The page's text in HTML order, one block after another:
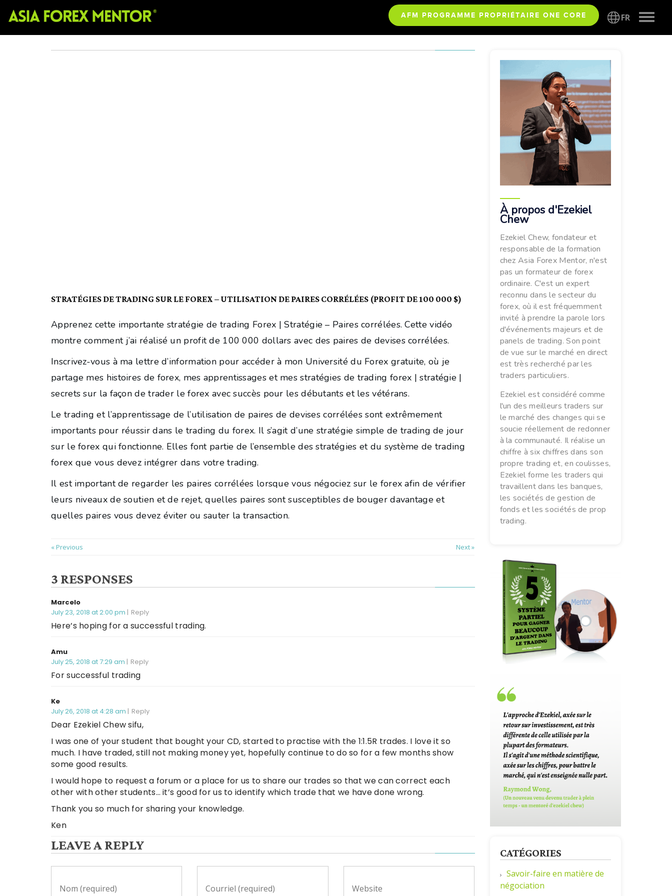
AFM PROGRAMME PROPRIÉTAIRE ONE CORE FR Toggle
STRATÉGIES DE TRADING SUR LE FOREX – UTILISATION DE PAIRES CORRÉLÉES (PROFIT DE 100 000 $)
Apprenez cette importante stratégie de trading Forex | Stratégie – Paires corrélées. Cette vidéo
montre comment j’ai réalisé un profit de 100 000 dollars avec des paires de devises corrélées.
Inscrivez-vous à ma lettre d’information pour accéder à mon Université du Forex gratuite, où je
partage mes histoires de forex, mes apprentissages et mes stratégies de trading forex | stratégie |
secrets sur la façon de trader le forex avec succès pour les débutants et les vétérans.
Le trading et l’apprentissage de l’utilisation de paires de devises corrélées sont extrêmement
importants pour réussir dans le trading du forex. Il s’agit d’une stratégie simple de trading de jour
sur le forex qui fonctionne. Elles font partie de l’ensemble des stratégies et du système de trading
forex que vous devez intégrer dans votre trading.
Il est important de regarder les paires corrélées lorsque vous négociez sur le forex afin de vérifier
leurs niveaux de soutien et de rejet, quelles paires sont susceptibles de bouger davantage et
quelles paires vous devez éviter ou sauter la transaction.
« Previous Next »
3 RESPONSES
Marcelo
July 23, 2018 at 2:00 pm
Reply
Here’s hoping for a successful trading.
Amu
July 25, 2018 at 7:29 am
Reply
For successful trading
Ke
July 26, 2018 at 4:28 am
Reply
Dear Ezekiel Chew sifu,
I was one of your student that bought your CD, started to practise with the 1:1.5R trades. I love it so
much. I have traded, still not making money yet, hopefully continue to do so for a few months show
some good results.
I would hope to request a forum or a place for us to share our trades so that we can correct each
other with other students… it’s good for us to identify which trade that we have done wrong.
Thank you so much for sharing your knowledge.
Ken
LEAVE A REPLY
À propos d'Ezekiel
Chew
Ezekiel Chew, fondateur et
responsable de la formation
chez Asia Forex Mentor, n'est
pas un formateur de forex
ordinaire. C'est un expert
reconnu dans le secteur du
forex, où il est fréquemment
invité à prendre la parole lors
d'événements majeurs et de
panels de trading. Son point
de vue sur le marché en direct
est très recherché par les
traders particuliers.
Ezekiel est considéré comme
l'un des meilleurs traders sur
le marché des changes qui se
soucie réellement de redonner
à la communauté. Il réalise un
chiffre à six chiffres dans son
propre trading et, en coulisses,
Ezekiel forme les traders qui
travaillent dans les banques,
les sociétés de gestion de
fonds et les sociétés de prop
trading.
CATÉGORIES
Savoir-faire en matière de
négociation